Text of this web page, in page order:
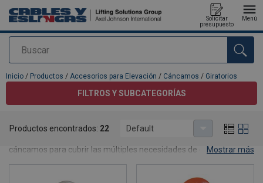
Buscar
Solicitar
presupuesto
Menú
Agregado a su presupuesto
Inicio / Productos / Accesorios para Elevación / Cáncamos / Giratorios
FILTROS Y SUBCATEGORÍAS
Cables y Eslingas S.L.U. dispone de una completa gama de
cáncamos para cubrir las múltiples necesidades de elevación y
Mostrar más
Productos encontrados: 22 Default